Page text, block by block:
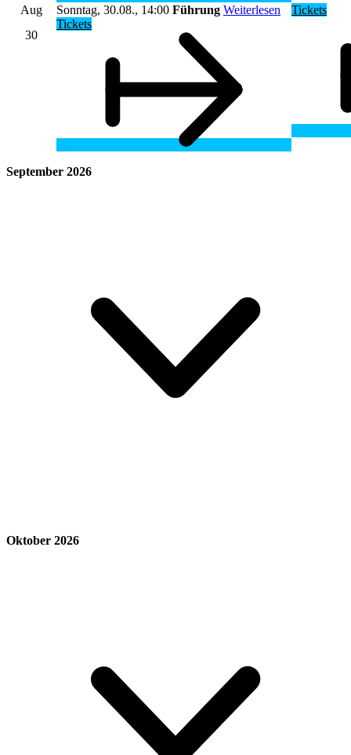
Aug
30
Sonntag, 30.08., 14:00 Führung Weiterlesen
Tickets
Tickets
September 2026
Oktober 2026